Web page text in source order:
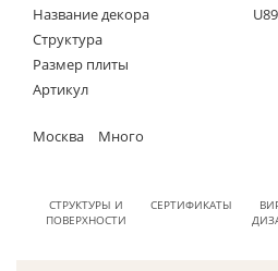
Название декора
Структура
Размер плиты
Артикул
Москва Много
СТРУКТУРЫ И
ПОВЕРХНОСТИ
СЕРТИФИКАТЫ